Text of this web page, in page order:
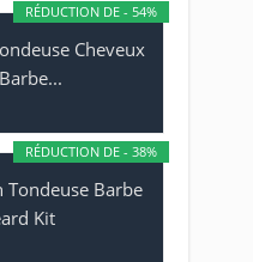
RÉDUCTION DE - 54%
Cheveux
RÉDUCTION DE - 38%
Tondeuse Barbe
Kit